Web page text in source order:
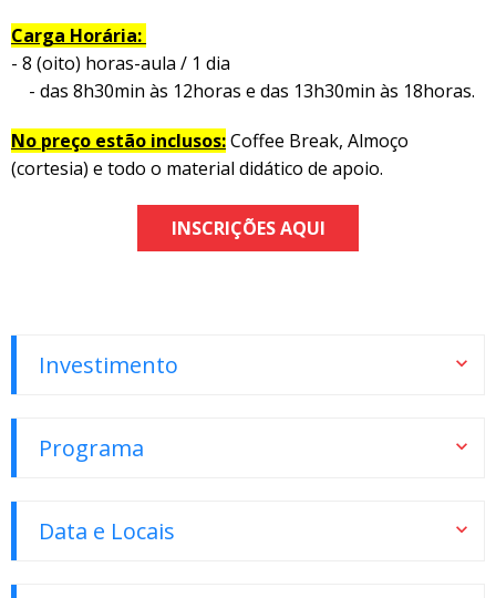
Carga Horária:
- 8 (oito) horas-aula / 1 dia
- das 8h30min às 12horas e das 13h30min às 18horas.
No preço estão inclusos:Coffee Break, Almoço
(cortesia) e todo o material didático de apoio.
INSCRIÇÕES AQUI
Investimento
Programa
Data e Locais